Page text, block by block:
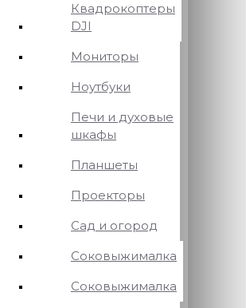
Квадрокоптеры
DJI
Мониторы
Ноутбуки
Печи и духовые
шкафы
Планшеты
Проекторы
Сад и огород
Соковыжималка
Соковыжималка